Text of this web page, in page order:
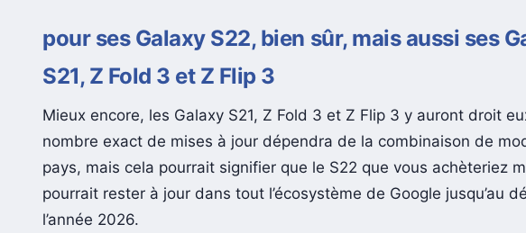
pour ses Galaxy S22, bien sûr, mais aussi ses
S21, Z Fold 3 et Z Flip 3
Mieux encore, les Galaxy S21, Z Fold 3 et Z Flip 3 y auront droit
nombre exact de mises à jour dépendra de la combinaison de
pays, mais cela pourrait signifier que le S22 que vous achèteriez
pourrait rester à jour dans tout l’écosystème de Google jusqu’au
l’année 2026.